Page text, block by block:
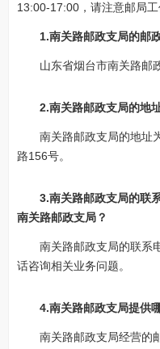
13:00-17:00，请注意邮局工
1.南关路邮政支局的邮
山东省烟台市南关路邮
2.南关路邮政支局的地
南关路邮政支局的地址
路156号。
3.南关路邮政支局的联
南关路邮政支局？
南关路邮政支局的联系
话咨询相关业务问题。
4.南关路邮政支局提供
南关路邮政支局经营的